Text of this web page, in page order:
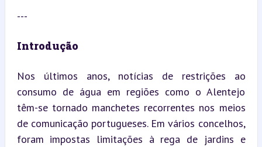
---
Introdução
Nos últimos anos, notícias de restrições ao
consumo de água em regiões como o Alentejo
têm-se tornado manchetes recorrentes nos meios
de comunicação portugueses. Em vários concelhos,
foram impostas limitações à rega de jardins e